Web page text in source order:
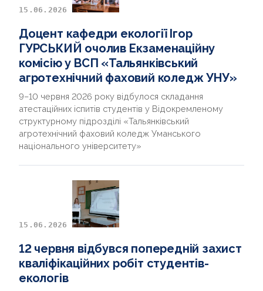
15.06.2026
Доцент кафедри екології Ігор
ГУРСЬКИЙ очолив Екзаменаційну
комісію у ВСП «Тальянківський
агротехнічний фаховий коледж УНУ»
9–10 червня 2026 року відбулося складання
атестаційних іспитів студентів у Відокремленому
структурному підрозділі «Тальянківський
агротехнічний фаховий коледж Уманського
національного університету»
15.06.2026
12 червня відбувся попередній захист
кваліфікаційних робіт студентів-
екологів